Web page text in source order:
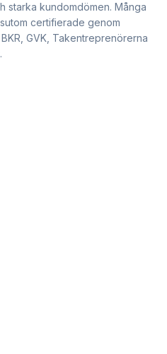
starka kundomdömen. Många
certifierade genom
GVK, Takentreprenörerna